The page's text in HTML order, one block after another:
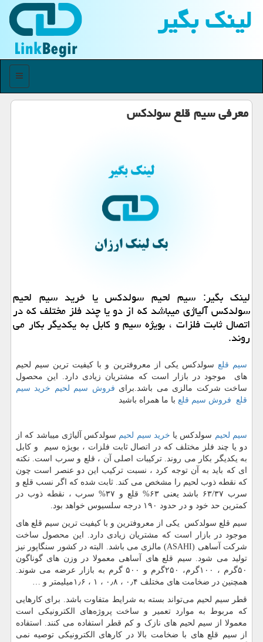
لینك بگیر
منو
معرفی سیم قلع سولدكس
لینك بگیر: سیم لحیم سولدكس یا خرید سیم لحیم
سولدكس آلیاژی میباشد كه از دو یا چند فلز مختلف كه در
اتصال ثابت فلزات ، بویژه سیم و كابل به یكدیگر بكار می
روند.
سیم قلع سولدکس یكی از معروفترین و با كیفیت ترین سیم لحیم
های موجود در بازار است كه مشتریان زیادی دارد. این محصول
ساخت شركت مالزی می باشد.برای فروش سیم لحیم
خرید سیم
قلع
فروش سیم قلع با ما همراه باشید
سیم لحیم سولدکس یا خرید سیم لحیم سولدکس آلیاژی میباشد که از
دو یا چند فلز مختلف که در اتصال ثابت فلزات ، بویژه سیم و کابل
به یکدیگر بکار می روند. ترکیبات اصلی آن ، قلع و سرب است. نکته
ای که باید به آن توجه کرد ، نسبت ترکیب این دو عنصر است چون
که نقطه ذوب لحیم را مشخص می کند. ثابت شده که اگر نسب قلع و
سرب ۶۳/۳۷ باشد یعنی ۶۳% قلع و ۳۷% سرب ، نقطه ذوب در
کمترین حد خود و در حدود ۱۹۰ درجه سلسیوس خواهد بود.
سیم قلع سولدکس یکی از معروفترین و با کیفیت ترین سیم قلع های
موجود در بازار است که مشتریان زیادی دارد. این محصول ساخت
شرکت آساهی (ASAHI) مالزی می باشد. البته در کشور سنگاپور نیز
تولید می شود. سیم قلع های آساهی معمولا در وزن های گوناگون
۵۰گرم ، ۱۰۰گرم، ۲۵۰گرم و ۵۰۰ گرم به بازار عرضه می شوند.
همچنین در ضخامت های مختلف ۰٫۴ ، ۰٫۸ ، ۱ ، ۱٫۶میلیمتر و …
قطر سیم لحیم می‌تواند بسته به شرایط متفاوت باشد. برای کارهایی
که مربوط به موارد تعمیر و ساخت پروژه‌های الکترونیکی است
معمولا از سیم لحیم های نازک و کم قطر استفاده می کنند. استفاده
از سیم قلع های با ضخامت بالا در کارهای الکترونیکی توصیه نمی